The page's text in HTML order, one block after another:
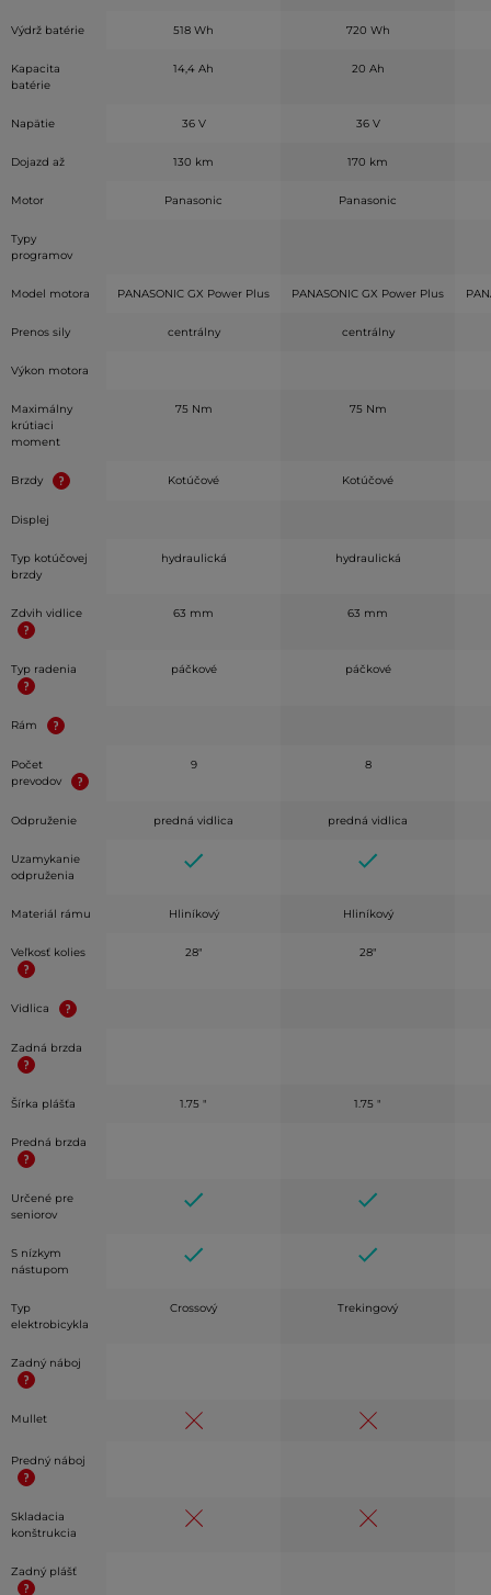
Výdrž batérie 518 Wh 720 Wh
Kapacita
batérie
14,4 Ah 20 Ah
Napätie 36 V 36 V
Dojazd až 130 km 170 km
Motor Panasonic Panasonic
Typy
programov
Model motora PANASONIC GX Power Plus PANASONIC GX Power Plus
Prenos sily centrálny centrálny
Výkon motora
Maximálny
krútiaci
moment
75 Nm 75 Nm
Brzdy Kotúčové Kotúčové
Displej
Typ kotúčovej
brzdy
hydraulická hydraulická
Zdvih vidlice 63 mm 63 mm
Typ radenia páčkové páčkové
Rám
Počet
prevodov
9 8
Odpruženie predná vidlica predná vidlica
Uzamykanie
odpruženia
Materiál rámu Hliníkový Hliníkový
Veľkosť kolies 28" 28"
Vidlica
Zadná brzda
Šírka plášťa 1.75 " 1.75 "
Predná brzda
Určené pre
seniorov
S nízkym
nástupom
Typ
elektrobicykla
Crossový Trekingový
Zadný náboj
Mullet
Predný náboj
Skladacia
konštrukcia
Zadný plášť